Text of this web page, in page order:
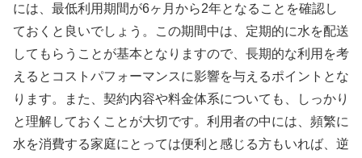
には、最低利用期間が6ヶ月から2年となることを確認し
ておくと良いでしょう。この期間中は、定期的に水を配送
してもらうことが基本となりますので、長期的な利用を考
えるとコストパフォーマンスに影響を与えるポイントとな
ります。また、契約内容や料金体系についても、しっかり
と理解しておくことが大切です。利用者の中には、頻繁に
水を消費する家庭にとっては便利と感じる方もいれば、逆